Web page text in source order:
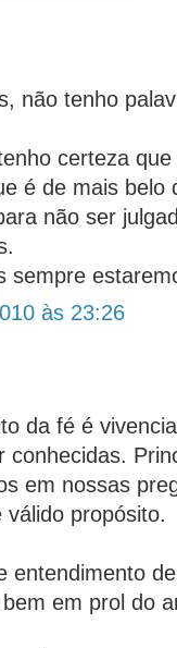
não tenho
certeza
é de mais belo
não ser
sempre
às 23:26
da fé é
conhecidas.
em nossas
propósito.
entendimento
em prol do